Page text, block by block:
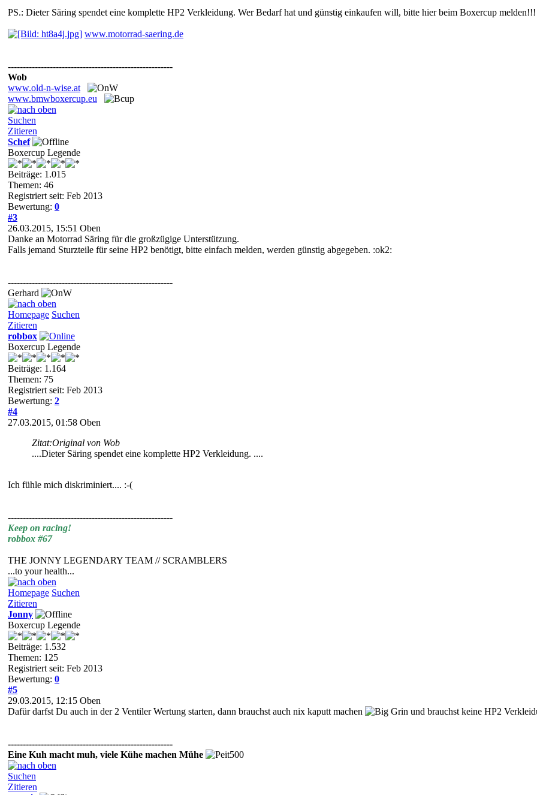
PS.: Dieter Säring spendet eine komplette HP2 Verkleidung. Wer Bedarf hat und günstig einkaufen will, bitte hier beim Boxercup
www.motorrad-saering.de
-------------------------------------------------------
Wob
www.old-n-wise.at
www.bmwboxercup.eu
Suchen
Zitieren
Schef
Boxercup Legende
Beiträge: 1.015
Themen: 46
Registriert seit: Feb 2013
Bewertung: 0
#3
26.03.2015, 15:51 Oben
Danke an Motorrad Säring für die großzügige Unterstützung.
Falls jemand Sturzteile für seine HP2 benötigt, bitte einfach melden, werden günstig abgegeben. :ok2:
-------------------------------------------------------
Gerhard
Homepage Suchen
Zitieren
robbox
Boxercup Legende
Beiträge: 1.164
Themen: 75
Registriert seit: Feb 2013
Bewertung: 2
#4
27.03.2015, 01:58 Oben
Zitat:Original von Wob
....Dieter Säring spendet eine komplette HP2 Verkleidung. ....
Ich fühle mich diskriminiert.... :-(
-------------------------------------------------------
Keep on racing!
robbox #67
THE JONNY LEGENDARY TEAM // SCRAMBLERS
...to your health...
Homepage Suchen
Zitieren
Jonny
Boxercup Legende
Beiträge: 1.532
Themen: 125
Registriert seit: Feb 2013
Bewertung: 0
#5
29.03.2015, 12:15 Oben
Dafür darfst Du auch in der 2 Ventiler Wertung starten, dann brauchst auch nix kaputt machen
und brauchst keine HP2
-------------------------------------------------------
Eine Kuh macht muh, viele Kühe machen Mühe
Suchen
Zitieren